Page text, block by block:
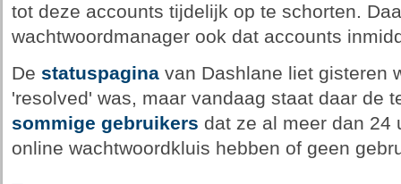
tot deze accounts tijdelijk op te schorten.
wachtwoordmanager ook dat accounts
De statuspaginavan Dashlane liet gisteren
'resolved' was, maar vandaag staat daar de
sommige gebruikers dat ze al meer dan 24
online wachtwoordkluis hebben of geen